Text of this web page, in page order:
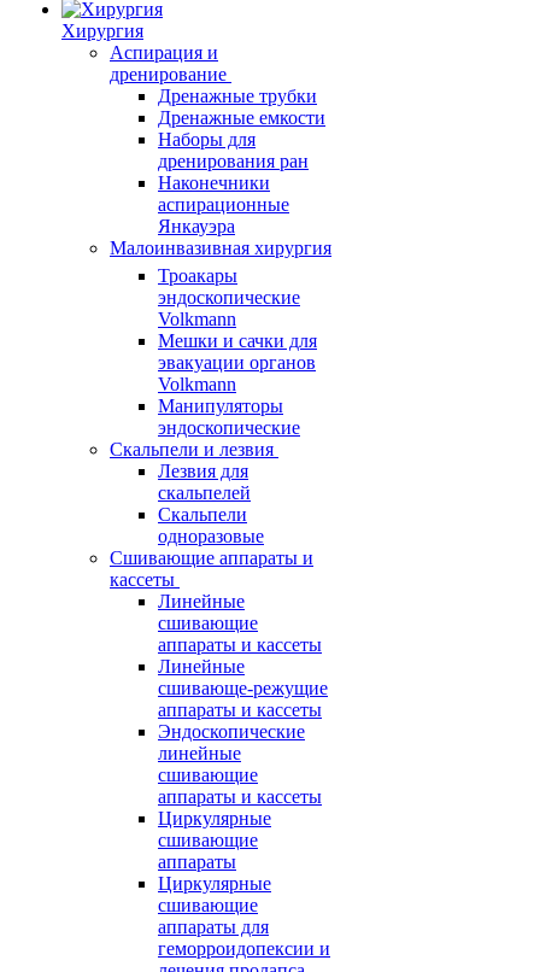
Хирургия
Аспирация и
дренирование
Дренажные трубки
Дренажные емкости
Наборы для
дренирования ран
Наконечники
аспирационные
Янкауэра
Малоинвазивная хирургия
Троакары
эндоскопические
Volkmann
Мешки и сачки для
эвакуации органов
Volkmann
Манипуляторы
эндоскопические
Скальпели и лезвия
Лезвия для
скальпелей
Скальпели
одноразовые
Сшивающие аппараты и
кассеты
Линейные
сшивающие
аппараты и кассеты
Линейные
сшивающе-режущие
аппараты и кассеты
Эндоскопические
линейные
сшивающие
аппараты и кассеты
Циркулярные
сшивающие
аппараты
Циркулярные
сшивающие
аппараты для
геморроидопексии и